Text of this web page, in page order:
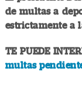
de multas a
estrictamente a
TE PUEDE
multas